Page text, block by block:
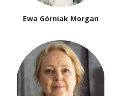
Ewa Górniak Morgan